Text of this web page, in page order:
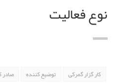
نوع فعالیت
کار گزار گمرکی توضیع کننده صادر